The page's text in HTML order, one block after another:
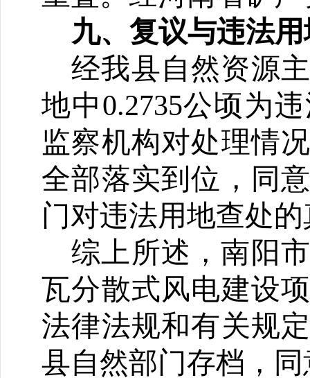
九、复议与违法
经我县自然资源
地中0.2735公顷为
监察机构对处理情
全部落实到位， 同
门对违法用地查处
综上所述，南阳
瓦分散式风电建设
法律法规和有关规
县自然部门存档，